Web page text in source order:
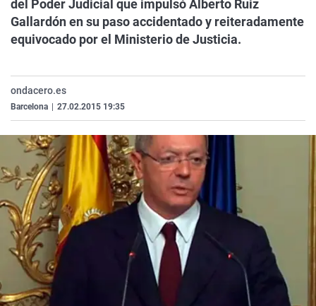
La rosa de los vientos
Gente viajera
Caso
Retornados
Extremadura
Galicia
Virales
Televisión
del Poder Judicial que impulsó Alberto Ruiz
Gallardón en su paso accidentado y reiteradamente
equivocado por el Ministerio de Justicia.
ondacero.es
Barcelona 27.02.2015 19:35